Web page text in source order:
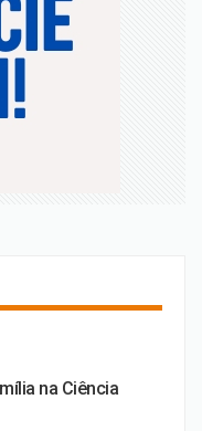
na Ciência